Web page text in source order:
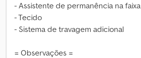
- Assistente de permanência na faixa
- Tecido
- Sistema de travagem adicional
= Observações =